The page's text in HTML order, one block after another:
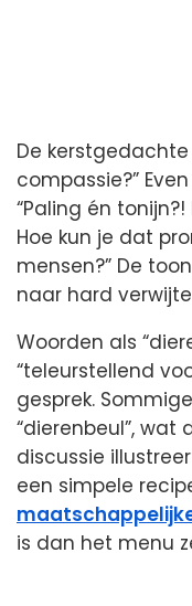
De
compassie?”
“Paling én
Hoe kun je dat
mensen?” De
naar hard
Woorden als
“teleurstellend
gesprek.
“dierenbeul”,
discussie
een simpele
is dan het menu